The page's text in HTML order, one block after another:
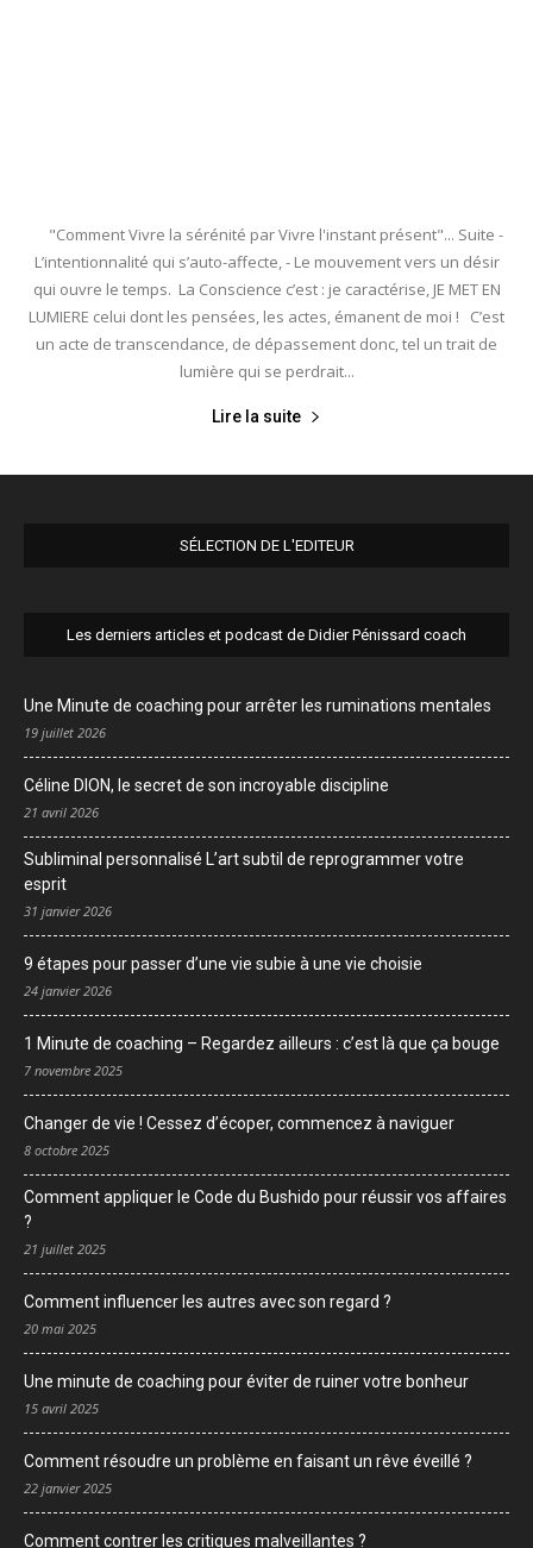
"Comment Vivre la sérénité par Vivre l'instant présent"... Suite -
L’intentionnalité qui s’auto-affecte, - Le mouvement vers un désir
qui ouvre le temps. La Conscience c’est : je caractérise, JE MET EN
LUMIERE celui dont les pensées, les actes, émanent de moi ! C’est
un acte de transcendance, de dépassement donc, tel un trait de
lumière qui se perdrait...
Lire la suite
SÉLECTION DE L'EDITEUR
Les derniers articles et podcast de Didier Pénissard coach
Une Minute de coaching pour arrêter les ruminations mentales
19 juillet 2026
Céline DION, le secret de son incroyable discipline
21 avril 2026
Subliminal personnalisé L’art subtil de reprogrammer votre
esprit
31 janvier 2026
9 étapes pour passer d’une vie subie à une vie choisie
24 janvier 2026
1 Minute de coaching – Regardez ailleurs : c’est là que ça bouge
7 novembre 2025
Changer de vie ! Cessez d’écoper, commencez à naviguer
8 octobre 2025
Comment appliquer le Code du Bushido pour réussir vos affaires
?
21 juillet 2025
Comment influencer les autres avec son regard ?
20 mai 2025
Une minute de coaching pour éviter de ruiner votre bonheur
15 avril 2025
Comment résoudre un problème en faisant un rêve éveillé ?
22 janvier 2025
Comment contrer les critiques malveillantes ?